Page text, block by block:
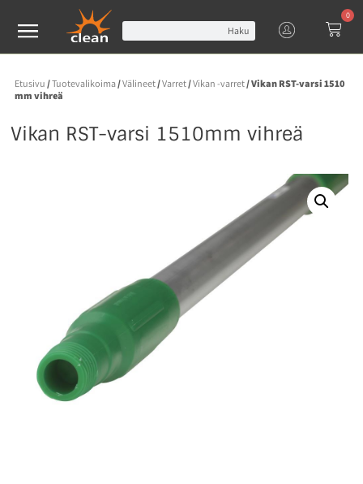
Haku
0
Etusivu /Tuotevalikoima/Välineet/Varret/Vikan -varret/ Vikan RST-varsi 1510
mm vihreä
Vikan RST-varsi 1510mm vihreä